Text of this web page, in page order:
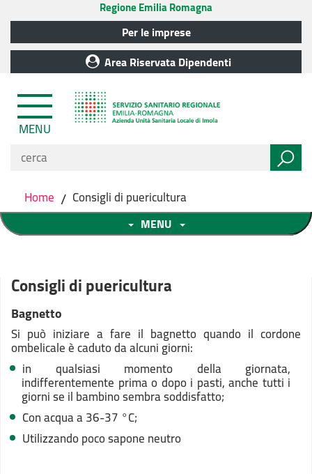
Regione Emilia Romagna
Per le imprese
Area Riservata Dipendenti
MENU
Home / Consigli di puericultura
MENU
Consigli di puericultura
Bagnetto
Si può iniziare a fare il bagnetto quando il cordone
ombelicale è caduto da alcuni giorni:
in qualsiasi momento della giornata,
indifferentemente prima o dopo i pasti, anche tutti i
giorni se il bambino sembra soddisfatto;
Con acqua a 36-37 °C;
Utilizzando poco sapone neutro